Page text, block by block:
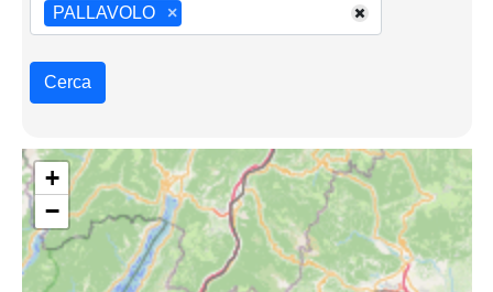
×
PALLAVOLO
Cerca
+
−